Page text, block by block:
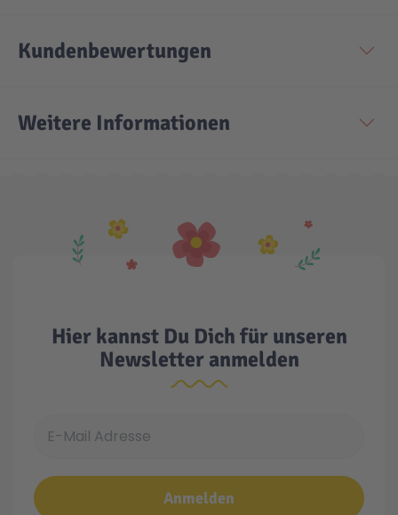
Kundenbewertungen
Weitere Informationen
Hier kannst Du Dich für unseren
Newsletter anmelden
Anmelden